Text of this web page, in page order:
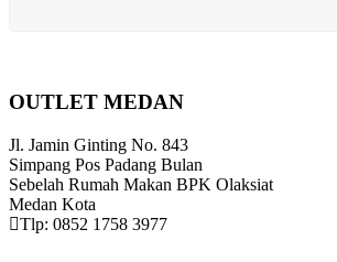
OUTLET MEDAN
Jl. Jamin Ginting No. 843
Simpang Pos Padang Bulan
Sebelah Rumah Makan BPK Olaksiat
Medan Kota
Tlp: 0852 1758 3977